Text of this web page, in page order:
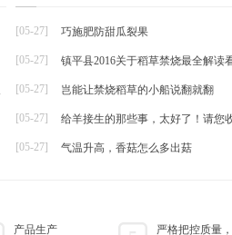
[05-27] 巧施肥防甜瓜裂果
[05-27] 镇平县2016关于稻草禁烧最全解读
[05-27] 岂能让禁烧稻草的小船说翻就翻
[05-27] 给羊接生的那些事，太好了！请您
[05-27] 气温升高，香菇怎么多出菇
产品生产 严格把控质量，